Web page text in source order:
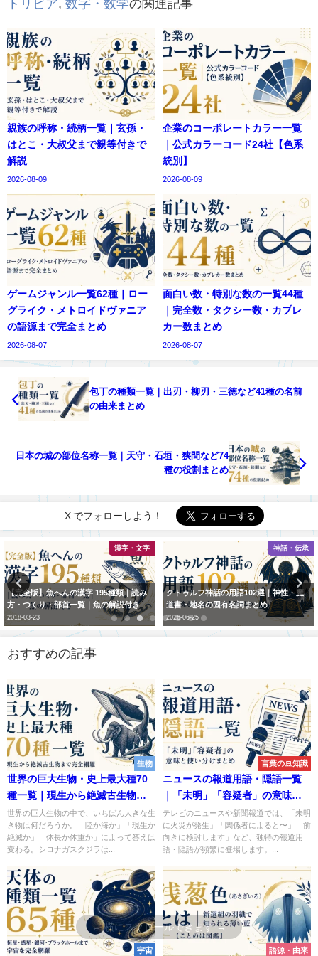
トリビア, 数字・数学の関連記事
親族の呼称・続柄一覧｜玄孫・
はとこ・大叔父まで親等付きで
解説
2026-08-09
企業のコーポレートカラー一覧
｜公式カラーコード24社【色系
統別】
2026-08-09
ゲームジャンル一覧62種｜ロー
グライク・メトロイドヴァニア
の語源まで完全まとめ
2026-08-07
面白い数・特別な数の一覧44種
｜完全数・タクシー数・カプレ
カー数まとめ
2026-08-07
包丁の種類一覧｜出刃・柳刃・三徳など41種の名前
の由来まとめ
日本の城の部位名称一覧｜天守・石垣・狭間など74
種の役割まとめ
X でフォローしよう！
漢字・文字
【完全版】魚へんの漢字 195種類｜読み
方・つくり・部首一覧｜魚の解説付き
2018-03-23
神話・伝承
クトゥルフ神話の用語102選｜神性・魔
道書・地名の固有名詞まとめ
2026-06-25
おすすめの記事
生物
世界の巨大生物・史上最大種70
種一覧｜現生から絶滅古生物ま
で完全網羅
世界の巨大生物の中で、いちばん大きな生
き物は何だろうか。「陸か海か」「現生か
絶滅か」「体長か体重か」によって答えは
変わる。シロナガスクジラは...
言葉の豆知識
ニュースの報道用語・隠語一覧
｜「未明」「容疑者」の意味と
使い分けまとめ
テレビのニュースや新聞報道では、「未明
に火災が発生」「関係者によると〜」「前
向きに検討します」など、独特の報道用
語・隠語が頻繁に登場します。...
宇宙 語源・由来